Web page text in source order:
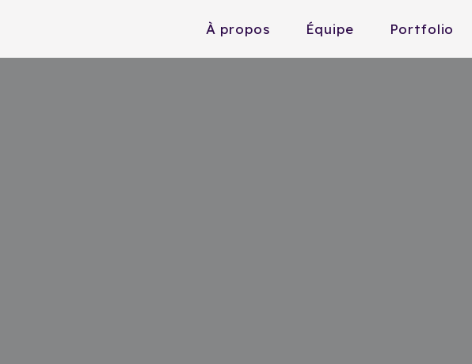
À propos Équipe Portfolio